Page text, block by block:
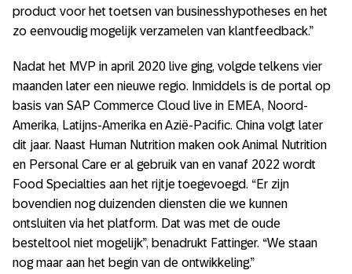
product voor het toetsen van businesshypotheses en het
zo eenvoudig mogelijk verzamelen van klantfeedback.”
Nadat het MVP in april 2020 live ging, volgde telkens vier
maanden later een nieuwe regio. Inmiddels is de portal op
basis van SAP Commerce Cloud live in EMEA, Noord-
Amerika, Latijns-Amerika en Azië-Pacific. China volgt later
dit jaar. Naast Human Nutrition maken ook Animal Nutrition
en Personal Care er al gebruik van en vanaf 2022 wordt
Food Specialties aan het rijtje toegevoegd. “Er zijn
bovendien nog duizenden diensten die we kunnen
ontsluiten via het platform. Dat was met de oude
besteltool niet mogelijk”, benadrukt Fattinger. “We staan
nog maar aan het begin van de ontwikkeling.”